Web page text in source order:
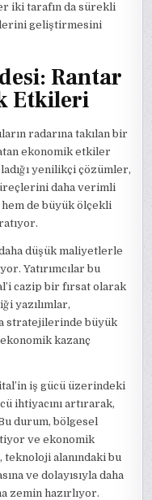
iki tarafın da sürekli
geliştirmesini
Rantar
Etkileri
radarına takılan bir
ekonomik etkiler
yenilikçi çözümler,
daha verimli
de büyük ölçekli
düşük maliyetlerle
Yatırımcılar bu
cazip bir fırsat olarak
yazılımlar,
stratejilerinde büyük
kazanç
iş gücü üzerindeki
ihtiyacını artırarak,
durum, bölgesel
ve ekonomik
teknoloji alanındaki bu
ve dolayısıyla daha
zemin hazırlıyor.